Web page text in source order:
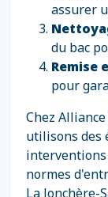
assurer
du bac
Remise
pour
Chez
utilisons des
interventions
normes
La Jonchère-